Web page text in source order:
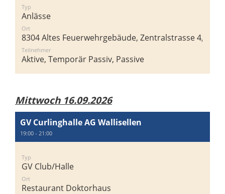
Typ
Anlässe
Ort
8304 Altes Feuerwehrgebäude, Zentralstrasse 4,
Teilnehmer
Aktive, Temporär Passiv, Passive
Mittwoch 16.09.2026
GV Curlinghalle AG Wallisellen
19:00 - 21:00
Typ
GV Club/Halle
Ort
Restaurant Doktorhaus